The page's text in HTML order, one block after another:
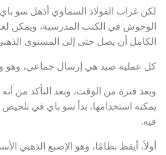
لكن غراب الفولاذ السماوي أذهل سو
الوحوش في الكتب المدرسية، ويمكن
الكامل أن يصل حتى إلى المستوى
كل عملية صيد هي إرسال جماعي، وهو
وبعد فترة من الوقت، وبعد التأكد من
يمكنه استخدامها، بدأ سو باي في تلخيص
فيه.
أولاً، أيقظ نظامًا، وهو الإصبع الذهبي